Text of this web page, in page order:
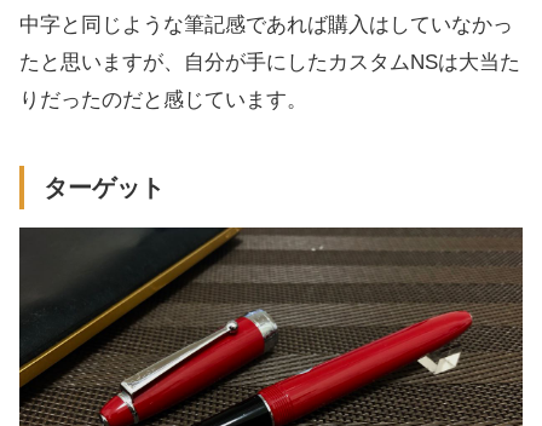
中字と同じような筆記感であれば購入はしていなかっ
たと思いますが、自分が手にしたカスタムNSは大当た
りだったのだと感じています。
ターゲット